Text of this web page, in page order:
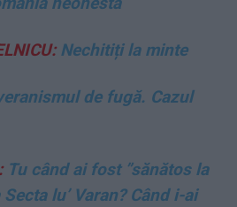
Nechitiți la minte
de fugă. Cazul
Tu când ai fost ”sănătos la
lu’ Varan? Când i-ai